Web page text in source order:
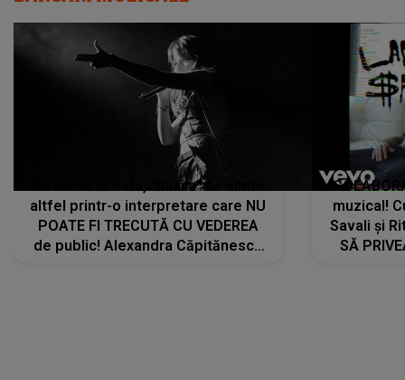
De această dată, "Dilaila" se simte
altfel printr-o interpretare care NU
POATE FI TRECUTĂ CU VEDEREA
de public! Alexandra Căpitănescu
muzical!
Savali și
SĂ